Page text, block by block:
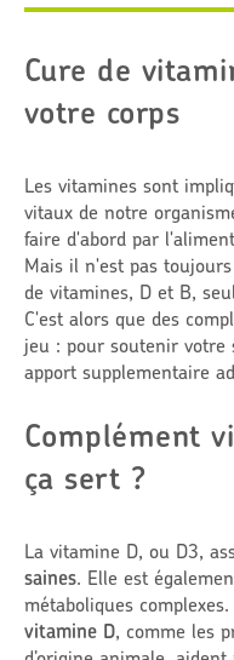
Cure de
votre corps
Les vitamines sont
vitaux de notre
faire d'abord par
Mais il n'est pas
de vitamines, D et B,
C'est alors que des
jeu : pour soutenir votre
apport supplementaire
Complément
ça sert ?
La vitamine D, ou D3,
saines. Elle est
métaboliques
vitamine D, comme les